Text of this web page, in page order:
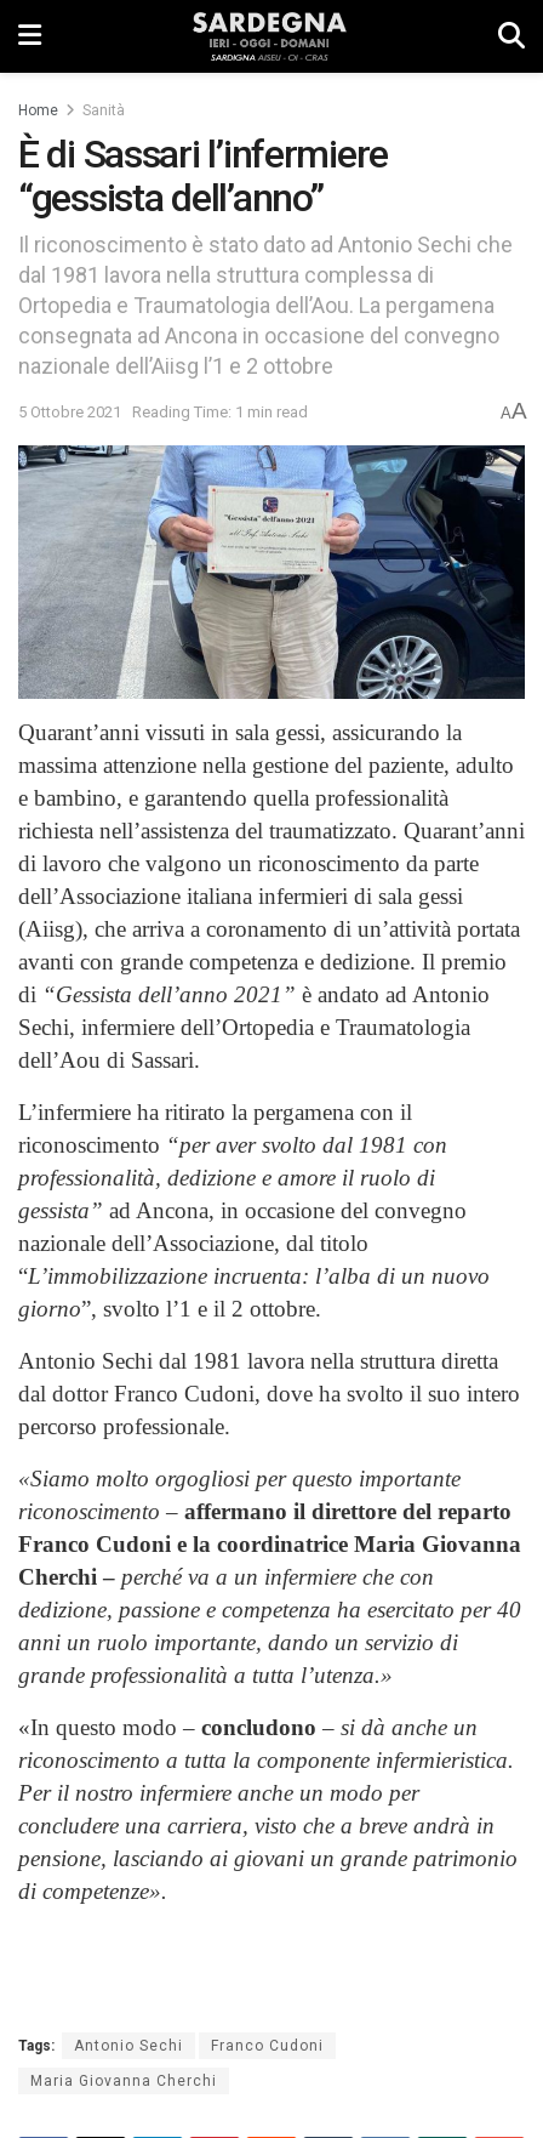
Home Sanità
È di Sassari l’infermiere
“gessista dell’anno”
Il riconoscimento è stato dato ad Antonio Sechi che
dal 1981 lavora nella struttura complessa di
Ortopedia e Traumatologia dell’Aou. La pergamena
consegnata ad Ancona in occasione del convegno
nazionale dell’Aiisg l’1 e 2 ottobre
5 Ottobre 2021 Reading Time: 1 min read AA
Quarant’anni vissuti in sala gessi, assicurando la
massima attenzione nella gestione del paziente, adulto
e bambino, e garantendo quella professionalità
richiesta nell’assistenza del traumatizzato. Quarant’anni
di lavoro che valgono un riconoscimento da parte
dell’Associazione italiana infermieri di sala gessi
(Aiisg), che arriva a coronamento di un’attività portata
avanti con grande competenza e dedizione. Il premio
di “Gessista dell’anno 2021” è andato ad Antonio
Sechi, infermiere dell’Ortopedia e Traumatologia
dell’Aou di Sassari.
L’infermiere ha ritirato la pergamena con il
riconoscimento “per aver svolto dal 1981 con
professionalità, dedizione e amore il ruolo di
gessista” ad Ancona, in occasione del convegno
nazionale dell’Associazione, dal titolo
“L’immobilizzazione incruenta: l’alba di un nuovo
giorno”, svolto l’1 e il 2 ottobre.
Antonio Sechi dal 1981 lavora nella struttura diretta
dal dottor Franco Cudoni, dove ha svolto il suo intero
percorso professionale.
«Siamo molto orgogliosi per questo importante
riconoscimento – affermano il direttore del reparto
Franco Cudoni e la coordinatrice Maria Giovanna
Cherchi – perché va a un infermiere che con
dedizione, passione e competenza ha esercitato per 40
anni un ruolo importante, dando un servizio di
grande professionalità a tutta l’utenza.»
«In questo modo – concludono – si dà anche un
riconoscimento a tutta la componente infermieristica.
Per il nostro infermiere anche un modo per
concludere una carriera, visto che a breve andrà in
pensione, lasciando ai giovani un grande patrimonio
di competenze».
Tags: Antonio Sechi Franco Cudoni
Maria Giovanna Cherchi